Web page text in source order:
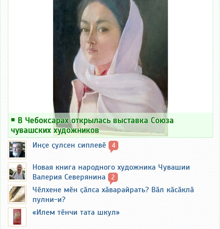
￭ В Чебоксарах открылась выставка Союза
чувашских художников
Инҫе ҫулсен сиплевӗ 4
Новая книга народного художника Чувашии
Валерия Северянина
2
Чӗлхене мӗн ҫӑлса хӑварайрать? Вӑл кӑсӑклӑ
пулни-и?
«Илем тӗнчи тата шкул»